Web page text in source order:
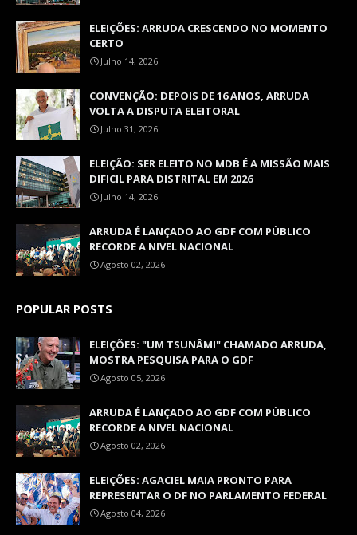
ELEIÇÕES: ARRUDA CRESCENDO NO MOMENTO
CERTO
Julho 14, 2026
CONVENÇÃO: DEPOIS DE 16 ANOS, ARRUDA
VOLTA A DISPUTA ELEITORAL
Julho 31, 2026
ELEIÇÃO: SER ELEITO NO MDB É A MISSÃO MAIS
DIFICIL PARA DISTRITAL EM 2026
Julho 14, 2026
ARRUDA É LANÇADO AO GDF COM PÚBLICO
RECORDE A NIVEL NACIONAL
Agosto 02, 2026
POPULAR POSTS
ELEIÇÕES: "UM TSUNÂMI" CHAMADO ARRUDA,
MOSTRA PESQUISA PARA O GDF
Agosto 05, 2026
ARRUDA É LANÇADO AO GDF COM PÚBLICO
RECORDE A NIVEL NACIONAL
Agosto 02, 2026
ELEIÇÕES: AGACIEL MAIA PRONTO PARA
REPRESENTAR O DF NO PARLAMENTO FEDERAL
Agosto 04, 2026